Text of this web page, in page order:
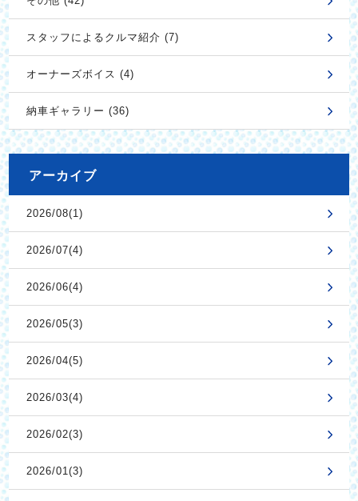
スタッフによるクルマ紹介 (7)
オーナーズボイス (4)
納車ギャラリー (36)
アーカイブ
2026/08(1)
2026/07(4)
2026/06(4)
2026/05(3)
2026/04(5)
2026/03(4)
2026/02(3)
2026/01(3)